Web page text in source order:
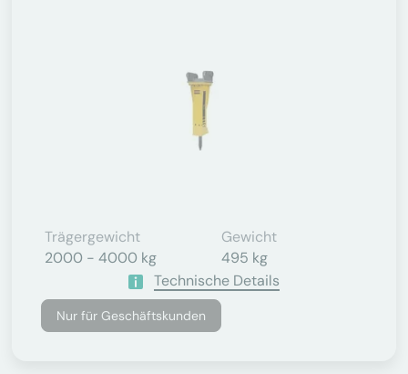
Trägergewicht
2000 - 4000 kg
Gewicht
495 kg
Technische Details
Nur für Geschäftskunden